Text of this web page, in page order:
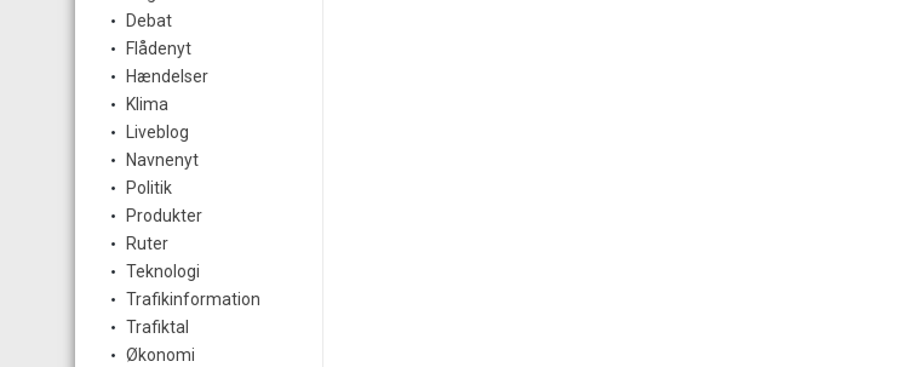
Debat
Flådenyt
Hændelser
Klima
Liveblog
Navnenyt
Politik
Produkter
Ruter
Teknologi
Trafikinformation
Trafiktal
Økonomi